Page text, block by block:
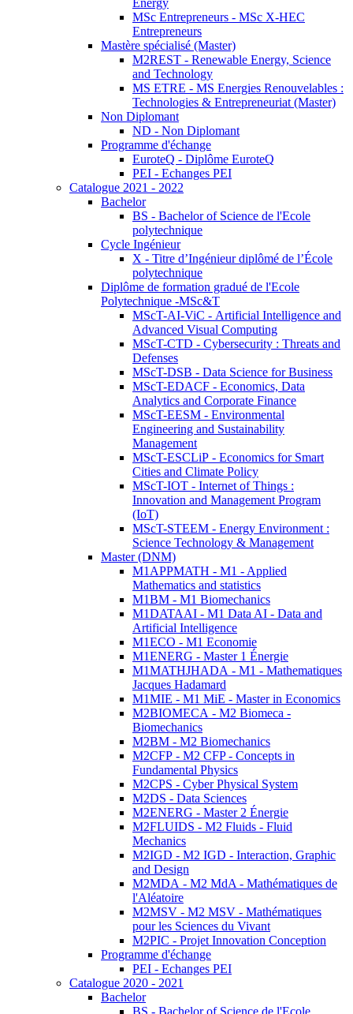
Energy
MSc Entrepreneurs - MSc X-HEC
Entrepreneurs
Mastère spécialisé (Master)
M2REST - Renewable Energy, Science
and Technology
MS ETRE - MS Energies Renouvelables :
Technologies & Entrepreneuriat (Master)
Non Diplomant
ND - Non Diplomant
Programme d'échange
EuroteQ - Diplôme EuroteQ
PEI - Echanges PEI
Catalogue 2021 - 2022
Bachelor
BS - Bachelor of Science de l'Ecole
polytechnique
Cycle Ingénieur
X - Titre d’Ingénieur diplômé de l’École
polytechnique
Diplôme de formation gradué de l'Ecole
Polytechnique -MSc&T
MScT-AI-ViC - Artificial Intelligence and
Advanced Visual Computing
MScT-CTD - Cybersecurity : Threats and
Defenses
MScT-DSB - Data Science for Business
MScT-EDACF - Economics, Data
Analytics and Corporate Finance
MScT-EESM - Environmental
Engineering and Sustainability
Management
MScT-ESCLiP - Economics for Smart
Cities and Climate Policy
MScT-IOT - Internet of Things :
Innovation and Management Program
(IoT)
MScT-STEEM - Energy Environment :
Science Technology & Management
Master (DNM)
M1APPMATH - M1 - Applied
Mathematics and statistics
M1BM - M1 Biomechanics
M1DATAAI - M1 Data AI - Data and
Artificial Intelligence
M1ECO - M1 Economie
M1ENERG - Master 1 Énergie
M1MATHJHADA - M1 - Mathematiques
Jacques Hadamard
M1MIE - M1 MiE - Master in Economics
M2BIOMECA - M2 Biomeca -
Biomechanics
M2BM - M2 Biomechanics
M2CFP - M2 CFP - Concepts in
Fundamental Physics
M2CPS - Cyber Physical System
M2DS - Data Sciences
M2ENERG - Master 2 Énergie
M2FLUIDS - M2 Fluids - Fluid
Mechanics
M2IGD - M2 IGD - Interaction, Graphic
and Design
M2MDA - M2 MdA - Mathématiques de
l'Aléatoire
M2MSV - M2 MSV - Mathématiques
pour les Sciences du Vivant
M2PIC - Projet Innovation Conception
Programme d'échange
PEI - Echanges PEI
Catalogue 2020 - 2021
Bachelor
BS - Bachelor of Science de l'Ecole